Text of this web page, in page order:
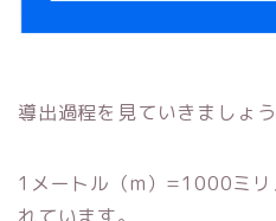
導出過程を見ていきましょう
1メートル（m）=1000ミリ